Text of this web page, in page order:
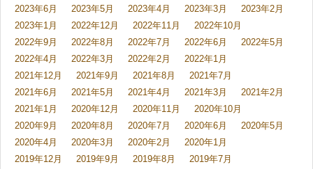
2023年6月
2023年5月 2023年4月 2023年3月
2023年2月
2023年1月
2022年12月 2022年11月
2022年10月
2022年9月
2022年8月 2022年7月 2022年6月
2022年5月
2022年4月
2022年3月 2022年2月
2022年1月
2021年12月
2021年9月 2021年8月
2021年7月
2021年6月
2021年5月 2021年4月 2021年3月
2021年2月
2021年1月
2020年12月 2020年11月
2020年10月
2020年9月
2020年8月 2020年7月 2020年6月
2020年5月
2020年4月
2020年3月 2020年2月
2020年1月
2019年12月
2019年9月 2019年8月
2019年7月